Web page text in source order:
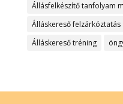
Állásfelkészítő tanfolyam
Álláskereső felzárkóztatás
Álláskereső tréning